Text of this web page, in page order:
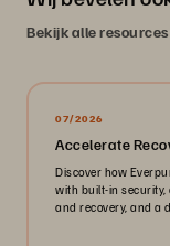
Bekijk alle resources
07/2026
Accelerate
Discover how
with built-in security,
and recovery, and a